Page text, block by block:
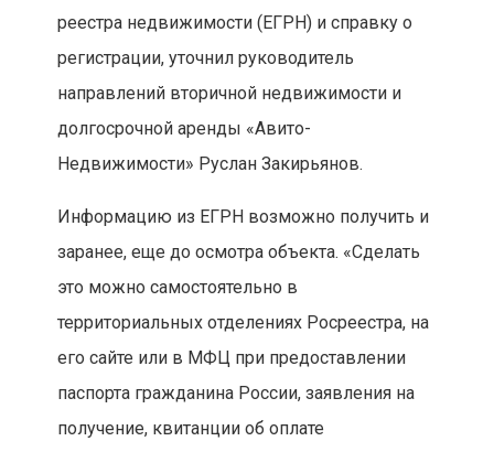
реестра недвижимости (ЕГРН) и справку о
регистрации, уточнил руководитель
направлений вторичной недвижимости и
долгосрочной аренды «Авито-
Недвижимости» Руслан Закирьянов.
Информацию из ЕГРН возможно получить и
заранее, еще до осмотра объекта. «Сделать
это можно самостоятельно в
территориальных отделениях Росреестра, на
его сайте или в МФЦ при предоставлении
паспорта гражданина России, заявления на
получение, квитанции об оплате